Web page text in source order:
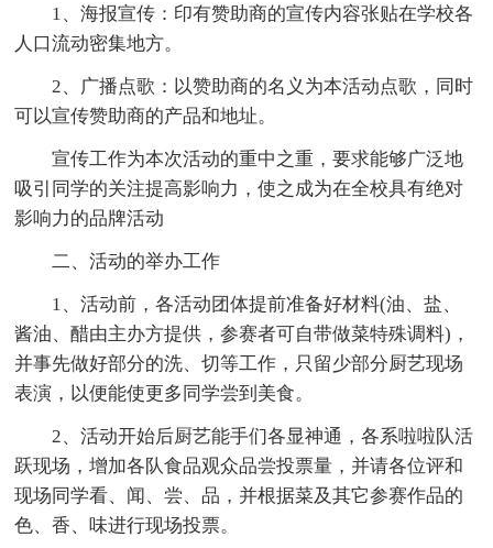
1、海报宣传：印有赞助商的宣传内容张贴在学校各
人口流动密集地方。
2、广播点歌：以赞助商的名义为本活动点歌，同时
可以宣传赞助商的产品和地址。
宣传工作为本次活动的重中之重，要求能够广泛地
吸引同学的关注提高影响力，使之成为在全校具有绝对
影响力的品牌活动
二、活动的举办工作
1、活动前，各活动团体提前准备好材料(油、盐、
酱油、醋由主办方提供，参赛者可自带做菜特殊调料)，
并事先做好部分的洗、切等工作，只留少部分厨艺现场
表演，以便能使更多同学尝到美食。
2、活动开始后厨艺能手们各显神通，各系啦啦队活
跃现场，增加各队食品观众品尝投票量，并请各位评和
现场同学看、闻、尝、品，并根据菜及其它参赛作品的
色、香、味进行现场投票。